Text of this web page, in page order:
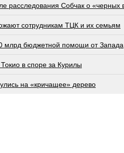
расследования Собчак о «черных
сотрудникам ТЦК и их семьям
млрд бюджетной помощи от Запада
в споре за Курилы
на «кричащее» дерево